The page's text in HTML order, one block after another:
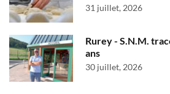
31 juillet, 2026
Rurey - S.N.M.
ans
30 juillet, 2026